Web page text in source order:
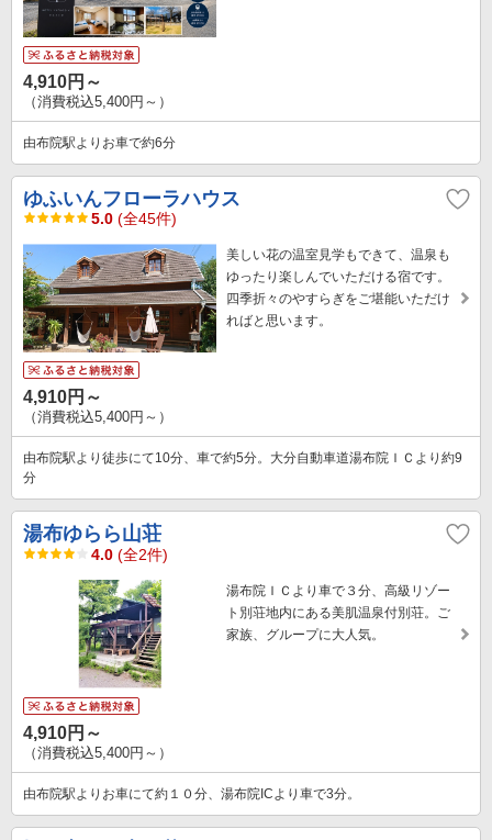
4,910円～
（消費税込5,400円～）
由布院駅よりお車で約6分
ゆふいんフローラハウス
5.0 (全45件)
美しい花の温室見学もできて、温泉も
ゆったり楽しんでいただける宿です。
四季折々のやすらぎをご堪能いただけ
ればと思います。
4,910円～
（消費税込5,400円～）
由布院駅より徒歩にて10分、車で約5分。大分自動車道湯布院ＩＣより約9
分
湯布ゆらら山荘
4.0 (全2件)
湯布院ＩＣより車で３分、高級リゾー
ト別荘地内にある美肌温泉付別荘。ご
家族、グループに大人気。
4,910円～
（消費税込5,400円～）
由布院駅よりお車にて約１０分、湯布院ICより車で3分。